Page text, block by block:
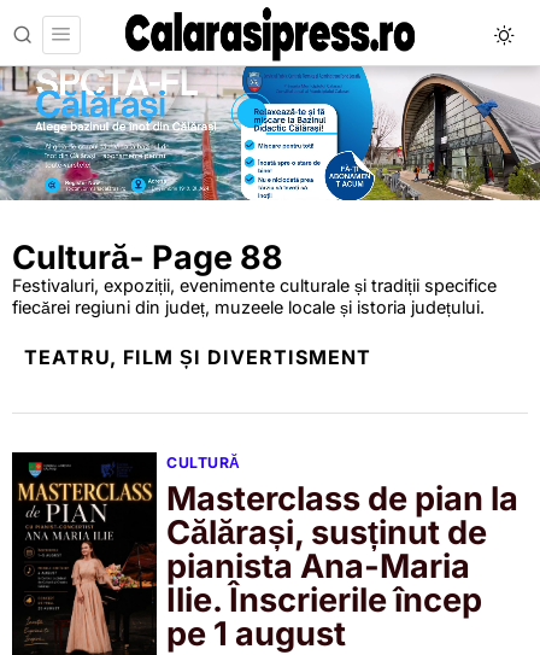
Cultură- Page 88
Festivaluri, expoziții, evenimente culturale și tradiții specifice
fiecărei regiuni din județ, muzeele locale și istoria județului.
TEATRU, FILM ȘI DIVERTISMENT
CULTURĂ
Masterclass de pian la
Călărași, susținut de
pianista Ana-Maria
Ilie. Înscrierile încep
pe 1 august